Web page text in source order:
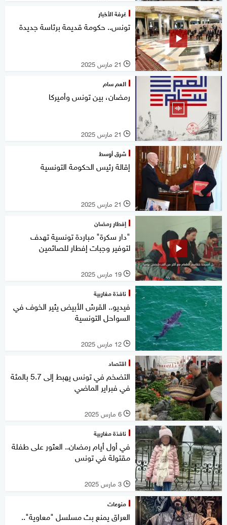
غرفة الأخبار
تونس.. حكومة قديمة برئاسة جديدة
l 21 مارس 2025
العم سام
رمضان، بين تونس وأميركا
l 21 مارس 2025
شرق أوسط
إقالة رئيس الحكومة التونسية
l 21 مارس 2025
إفطار رمضان
"دار سكرة" مباردة تونسية تهدف
لتوفير وجبات إفطار للصائمين
l 19 مارس 2025
نافذة مغاربية
فيديو.. القرش الأبيض يثير الخوف في
السواحل التونسية
l 12 مارس 2025
اقتصاد
التضخم في تونس يهبط إلى 5.7 بالمئة
في فبراير الماضي
l 6 مارس 2025
نافذة مغاربية
في أول أيام رمضان.. العثور على طفلة
مقتولة في تونس
l 3 مارس 2025
منوعات
العراق يمنع بث مسلسل "معاوية"..